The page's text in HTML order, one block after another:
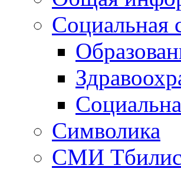
Социальная
Символика
СМИ